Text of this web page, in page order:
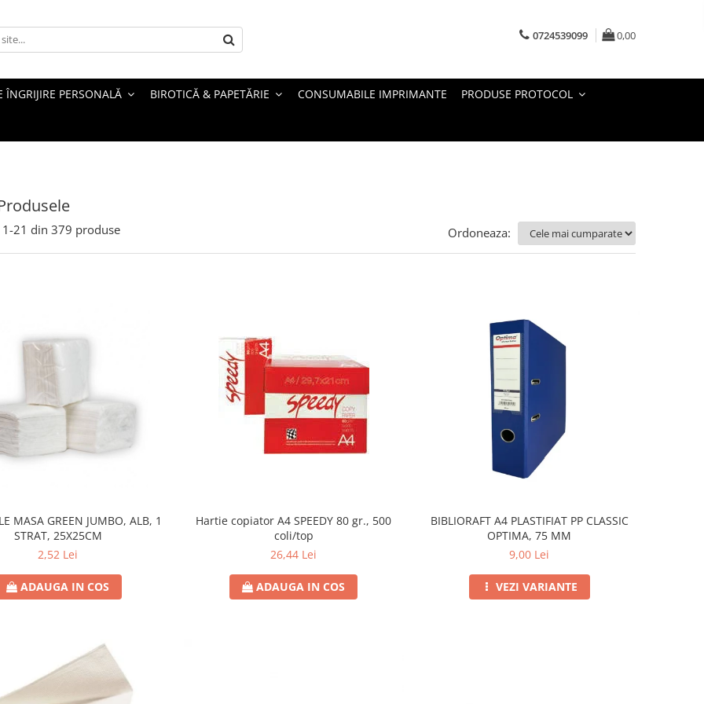
0724539099 0,00
ÎNGRIJIRE PERSONALĂ BIROTICĂ & PAPETĂRIE CONSUMABILE IMPRIMANTE PRODUSE PROTOCOL
1-21 din 379 produse Ordoneaza:
MASA GREEN JUMBO, ALB, 1
STRAT, 25X25CM
2,52 Lei
ADAUGA IN COS
Hartie copiator A4 SPEEDY 80 gr., 500
coli/top
26,44 Lei
ADAUGA IN COS
BIBLIORAFT A4 PLASTIFIAT PP CLASSIC
OPTIMA, 75 MM
9,00 Lei
VEZI VARIANTE